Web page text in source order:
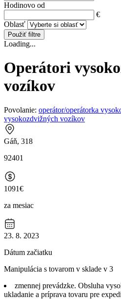
Hodinovo od
€
Oblasť
Použiť filtre
Loading...
Operátori
vozíkov
Povolanie: operátor/operátorka
vysokozdvižných vozíkov
Gáň, 318
92401
1091€
za mesiac
23. 8. 2023
Dátum začiatku
Manipulácia s tovarom v sklade v 3
zmennej prevádzke. Obsluha
ukladanie a príprava tovaru pre